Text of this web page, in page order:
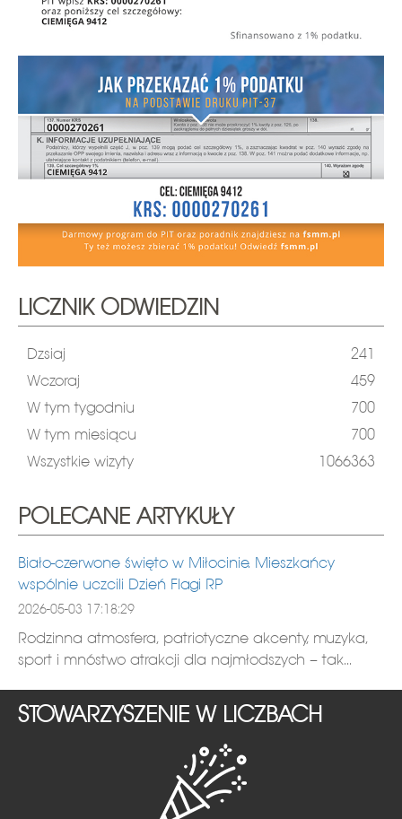
LICZNIK ODWIEDZIN
Dzsiaj
241
Wczoraj
459
W tym tygodniu
700
W tym miesiącu
700
Wszystkie wizyty
1066363
POLECANE ARTYKUŁY
Biało-czerwone święto w Miłocinie. Mieszkańcy
wspólnie uczcili Dzień Flagi RP
2026-05-03 17:18:29
Rodzinna atmosfera, patriotyczne akcenty, muzyka,
sport i mnóstwo atrakcji dla najmłodszych – tak...
STOWARZYSZENIE W LICZBACH